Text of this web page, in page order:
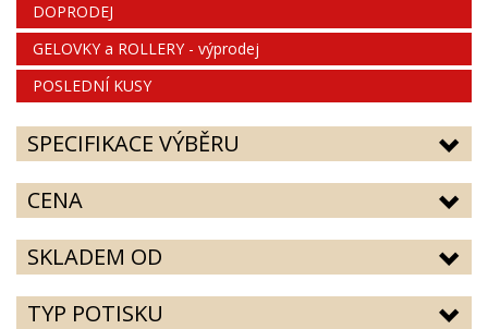
DOPRODEJ
GELOVKY a ROLLERY - výprodej
POSLEDNÍ KUSY
SPECIFIKACE VÝBĚRU
CENA
SKLADEM OD
TYP POTISKU